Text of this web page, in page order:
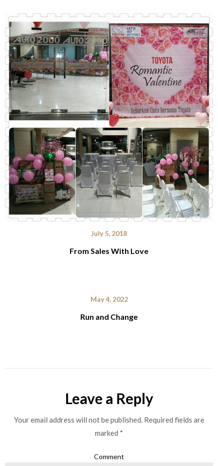
July 5, 2018
From Sales With Love
May 4, 2022
Run and Change
Leave a Reply
Your email address will not be published. Required fields are
marked *
Comment